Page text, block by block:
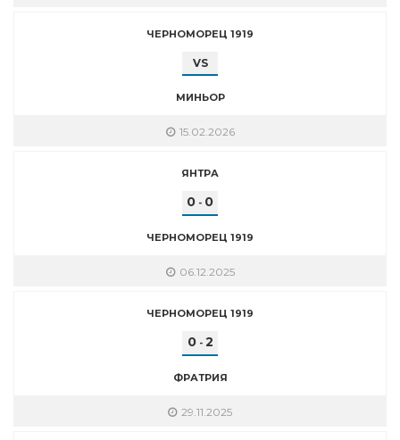
ЧЕРНОМОРЕЦ 1919
VS
МИНЬОР
15.02.2026
ЯНТРА
0 - 0
ЧЕРНОМОРЕЦ 1919
06.12.2025
ЧЕРНОМОРЕЦ 1919
0- 2
ФРАТРИЯ
29.11.2025